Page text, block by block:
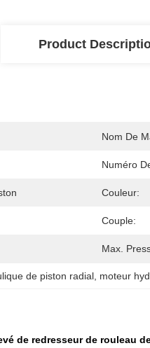
Product
Nom De
Numéro
Couleur:
Couple:
Max.
de piston radial, moteur
de redresseur de rouleau